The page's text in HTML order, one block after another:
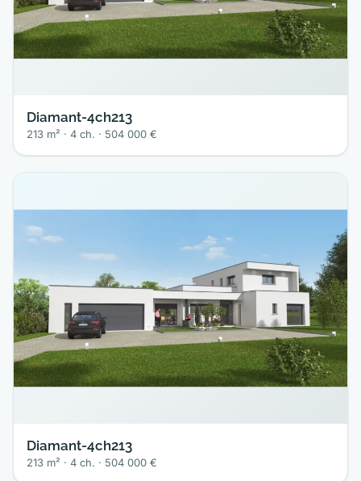
Diamant-4ch213
213 m² · 4 ch. · 504 000 €
Diamant-4ch213
213 m² · 4 ch. · 504 000 €